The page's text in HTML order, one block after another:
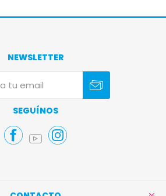
NEWSLETTER
SEGUÍNOS